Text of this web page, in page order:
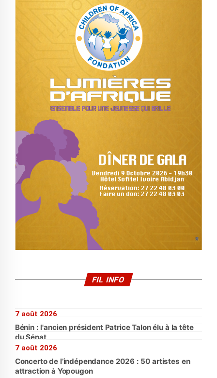
FIL INFO
7 août 2026
Bénin : l'ancien président Patrice Talon élu à la tête
du Sénat
7 août 2026
Concerto de l’indépendance 2026 : 50 artistes en
attraction à Yopougon